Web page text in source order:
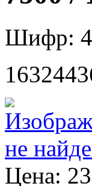
Шифр:
Цена: